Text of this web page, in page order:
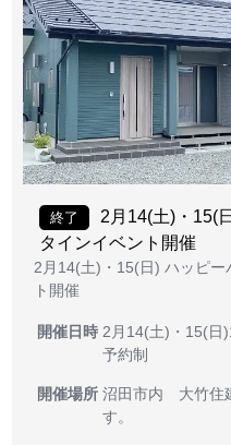
終了
2月14(土)・15(
タインイベント開催
2月14(土)・15(日) ハッピー
ト開催
開催日時 2月14(土)・15(日
予約制
開催場所 沼田市内 大竹住
す。